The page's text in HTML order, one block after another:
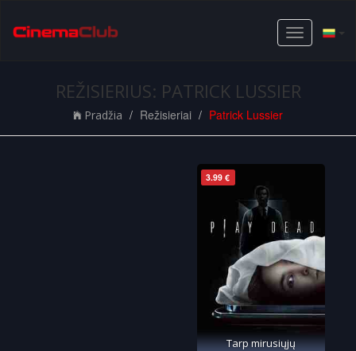
Toggle
navigation
REŽISIERIUS: PATRICK LUSSIER
Pradžia Režisieriai Patrick Lussier
3.99 €
Tarp mirusiųjų